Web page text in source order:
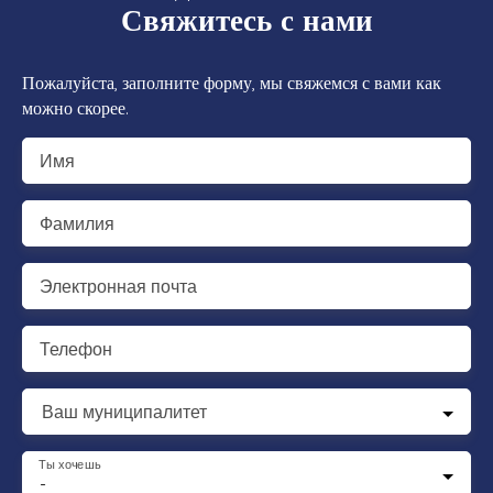
Свяжитесь с нами
Пожалуйста, заполните форму, мы свяжемся с вами как
можно скорее.
Имя
Фамилия
Электронная почта
Телефон
Ваш муниципалитет
-
Ты хочешь